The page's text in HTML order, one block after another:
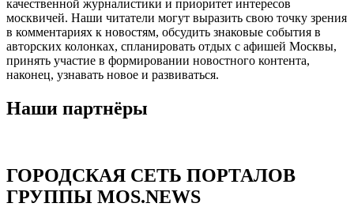
качественной журналистики и приоритет интересов
москвичей. Наши читатели могут выразить свою точку зрения
в комментариях к новостям, обсудить знаковые события в
авторских колонках, спланировать отдых с афишей Москвы,
принять участие в формировании новостного контента,
наконец, узнавать новое и развиваться.
Наши партнёры
ГОРОДСКАЯ СЕТЬ ПОРТАЛОВ
ГРУППЫ MOS.NEWS